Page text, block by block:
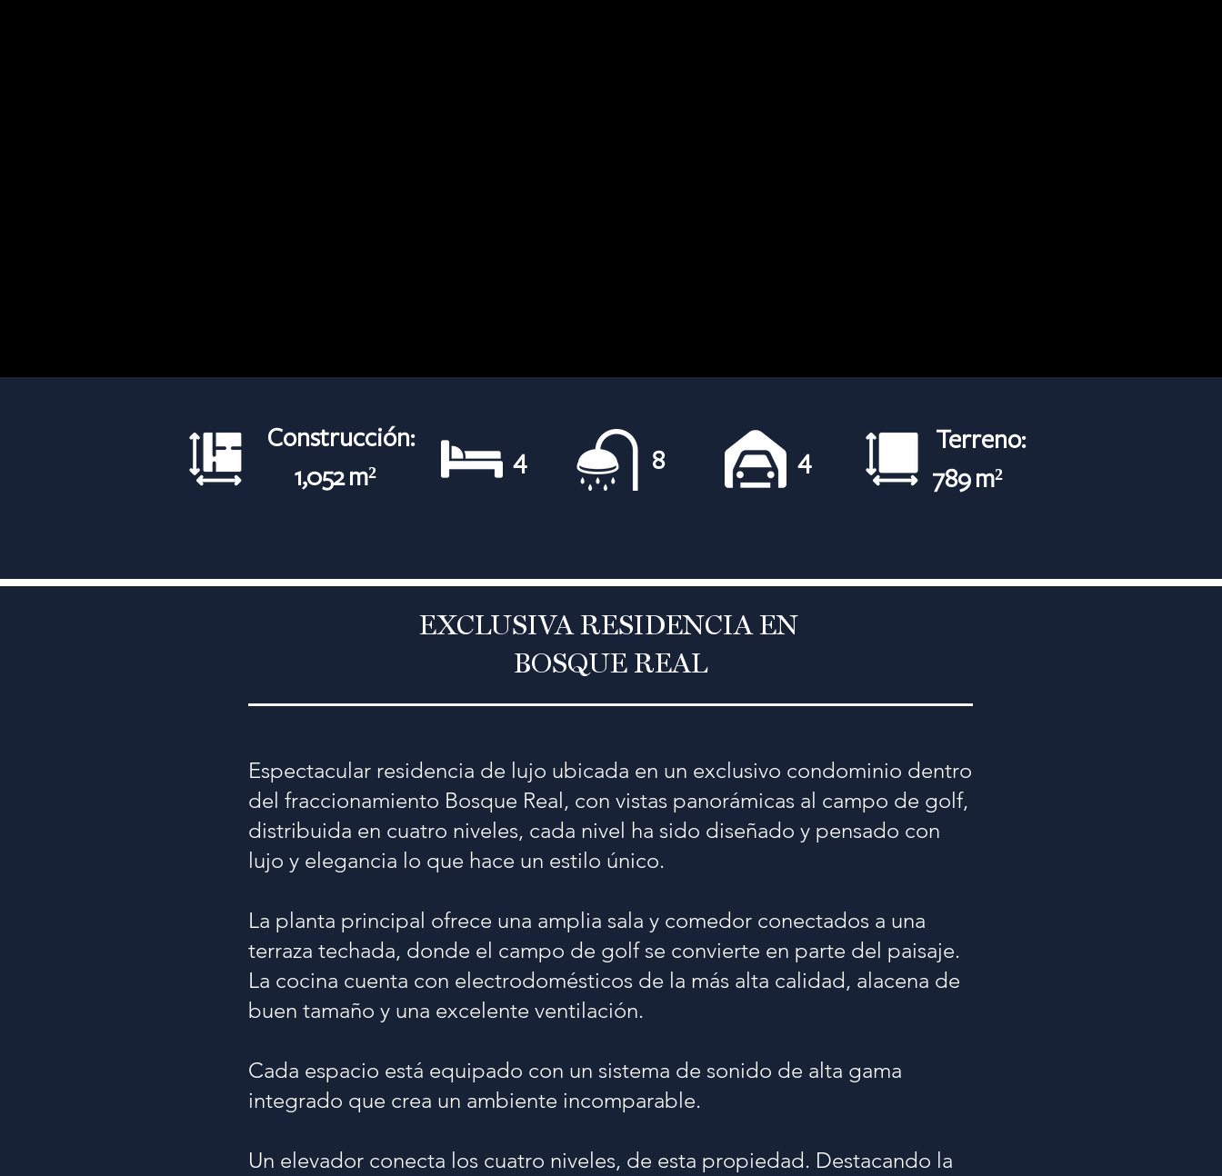
Construcción:
1,052 m²
4 8 4
Terreno:
789 m²
EXCLUSIVA RESIDENCIA EN
BOSQUE REAL
Espectacular residencia de lujo ubicada en un exclusivo condominio dentro
del fraccionamiento Bosque Real, con vistas panorámicas al campo de golf,
distribuida en cuatro niveles, cada nivel ha sido diseñado y pensado con
lujo y elegancia lo que hace un estilo único.
La planta principal ofrece una amplia sala y comedor conectados a una
terraza techada, donde el campo de golf se convierte en parte del paisaje.
La cocina cuenta con electrodomésticos de la más alta calidad, alacena de
buen tamaño y una excelente ventilación.
Cada espacio está equipado con un sistema de sonido de alta gama
integrado que crea un ambiente incomparable.
Un elevador conecta los cuatro niveles, de esta propiedad. Destacando la